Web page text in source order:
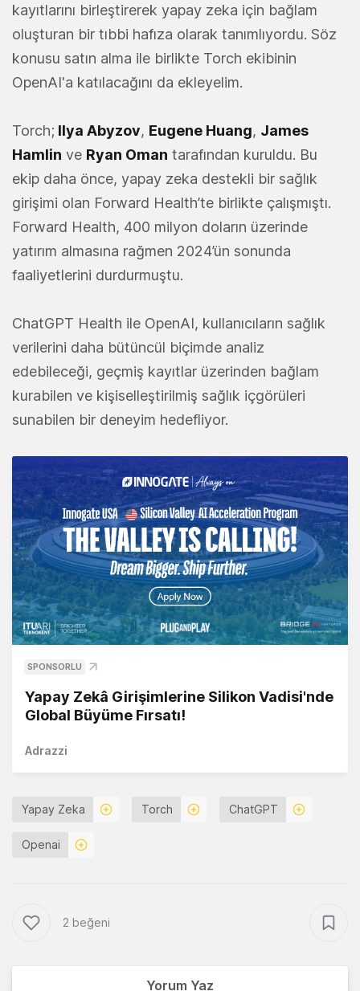
kayıtlarını birleştirerek yapay zeka için bağlam
oluşturan bir tıbbi hafıza olarak tanımlıyordu. Söz
konusu satın alma ile birlikte Torch ekibinin
OpenAI'a katılacağını da ekleyelim.
Torch; Ilya Abyzov, Eugene Huang, James
Hamlin ve Ryan Oman tarafından kuruldu. Bu
ekip daha önce, yapay zeka destekli bir sağlık
girişimi olan Forward Health’te birlikte çalışmıştı.
Forward Health, 400 milyon doların üzerinde
yatırım almasına rağmen 2024’ün sonunda
faaliyetlerini durdurmuştu.
ChatGPT Health ile OpenAI, kullanıcıların sağlık
verilerini daha bütüncül biçimde analiz
edebileceği, geçmiş kayıtlar üzerinden bağlam
kurabilen ve kişiselleştirilmiş sağlık içgörüleri
sunabilen bir deneyim hedefliyor.
SPONSORLU
Yapay Zekâ Girişimlerine Silikon Vadisi'nde
Global Büyüme Fırsatı!
Adrazzi
Yapay Zeka Torch ChatGPT
Openai
2 beğeni
Yorum Yaz